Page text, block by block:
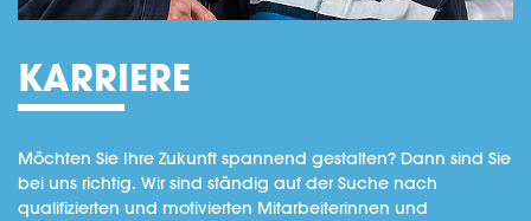
KARRIERE
Möchten Sie Ihre Zukunft spannend gestalten? Dann sind Sie
bei uns richtig. Wir sind ständig auf der Suche nach
qualifizierten und motivierten Mitarbeiterinnen und